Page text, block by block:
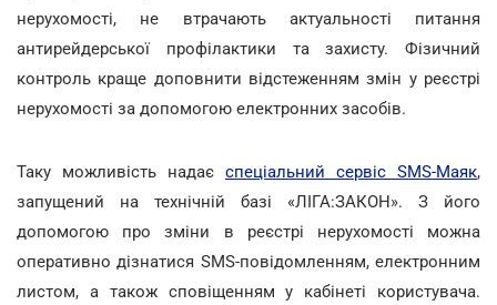
нерухомості, не втрачають актуальності питання
антирейдерської профілактики та захисту. Фізичний
контроль краще доповнити відстеженням змін у реєстрі
нерухомості за допомогою електронних засобів.
Таку можливість надає спеціальний сервіс SMS-Маяк,
запущений на технічній базі «ЛІГА:ЗАКОН». З його
допомогою про зміни в реєстрі нерухомості можна
оперативно дізнатися SMS-повідомленням, електронним
листом, а також сповіщенням у кабінеті користувача.